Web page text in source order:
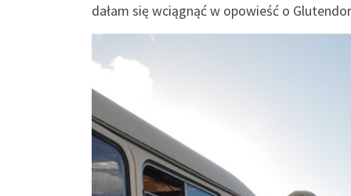
dałam się wciągnąć w opowieść o